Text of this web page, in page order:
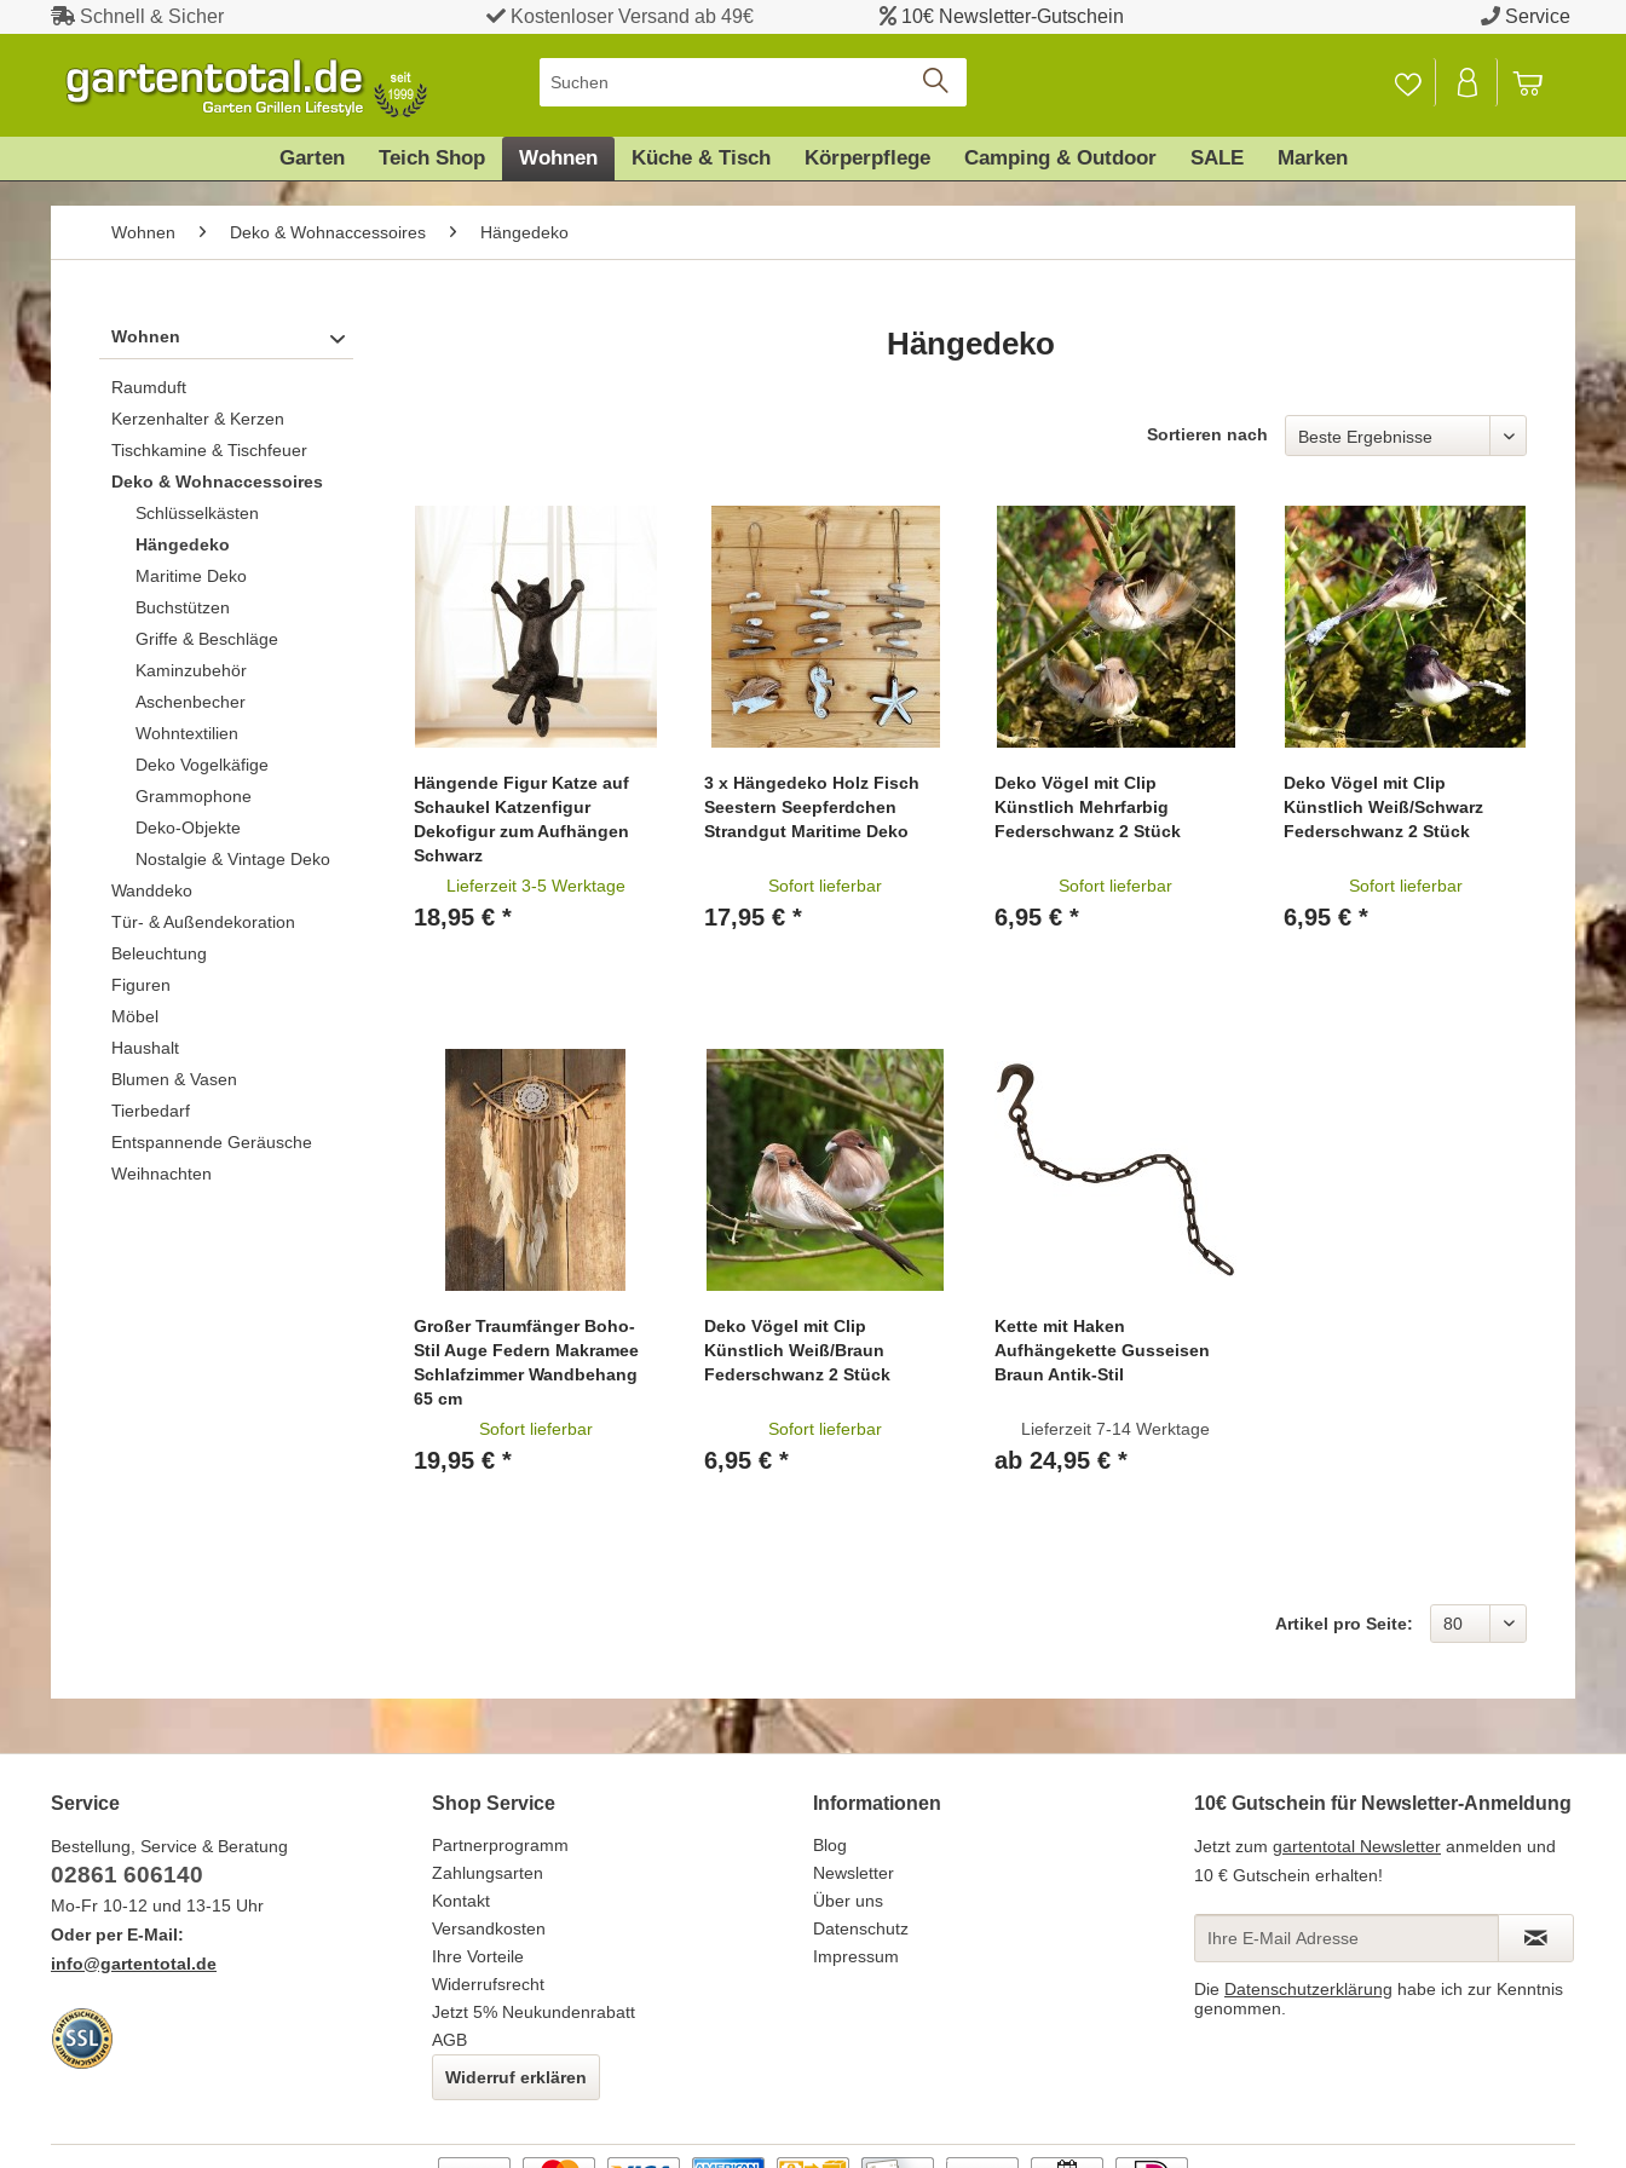
Schnell & Sicher Kostenloser Versand ab 49€ 10€ Newsletter-Gutschein Service
Garten Teich Shop Wohnen Küche & Tisch Körperpflege Camping & Outdoor SALE Marken
Wohnen Deko & Wohnaccessoires Hängedeko
Wohnen
Raumduft
Kerzenhalter & Kerzen
Tischkamine & Tischfeuer
Deko & Wohnaccessoires
Schlüsselkästen
Hängedeko
Maritime Deko
Buchstützen
Griffe & Beschläge
Kaminzubehör
Aschenbecher
Wohntextilien
Deko Vogelkäfige
Grammophone
Deko-Objekte
Nostalgie & Vintage Deko
Wanddeko
Tür- & Außendekoration
Beleuchtung
Figuren
Möbel
Haushalt
Blumen & Vasen
Tierbedarf
Entspannende Geräusche
Weihnachten
Hängedeko
Sortieren nach
Hängende Figur Katze auf
Schaukel Katzenfigur
Dekofigur zum Aufhängen
Schwarz
Lieferzeit 3-5 Werktage
18,95 € *
3 x Hängedeko Holz Fisch
Seestern Seepferdchen
Strandgut Maritime Deko
Sofort lieferbar
17,95 € *
Deko Vögel mit Clip
Künstlich Mehrfarbig
Federschwanz 2 Stück
Sofort lieferbar
6,95 € *
Deko Vögel mit Clip
Künstlich Weiß/Schwarz
Federschwanz 2 Stück
Sofort lieferbar
6,95 € *
Großer Traumfänger Boho-
Stil Auge Federn Makramee
Schlafzimmer Wandbehang
65 cm
Sofort lieferbar
19,95 € *
Deko Vögel mit Clip
Künstlich Weiß/Braun
Federschwanz 2 Stück
Sofort lieferbar
6,95 € *
Kette mit Haken
Aufhängekette Gusseisen
Braun Antik-Stil
Lieferzeit 7-14 Werktage
ab 24,95 € *
Artikel pro Seite:
Service
Bestellung, Service & Beratung
02861 606140
Mo-Fr 10-12 und 13-15 Uhr
Oder per E-Mail:
info@gartentotal.de
Shop Service
Partnerprogramm
Zahlungsarten
Kontakt
Versandkosten
Ihre Vorteile
Widerrufsrecht
Jetzt 5% Neukundenrabatt
AGB
Widerruf erklären
Informationen
Blog
Newsletter
Über uns
Datenschutz
Impressum
10€ Gutschein für Newsletter-Anmeldung
Jetzt zum gartentotal Newsletter anmelden und
10 € Gutschein erhalten!
Die Datenschutzerklärung habe ich zur Kenntnis
genommen.